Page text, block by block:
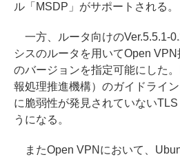
ル「MSDP」がサポートされる。
一方、ルータ向けのVer.5.5.1-
シスのルータを用いてOpen
のバージョンを指定可能にした
報処理推進機構）のガイドライ
に脆弱性が発見されていない
うになる。
またOpen VPNにおいて、